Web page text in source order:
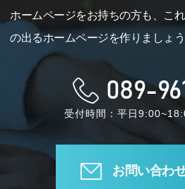
ホームページをお持ちの方も、こ
の出るホームページを作りましょう
089-
受付時間：平日
お問い合わ